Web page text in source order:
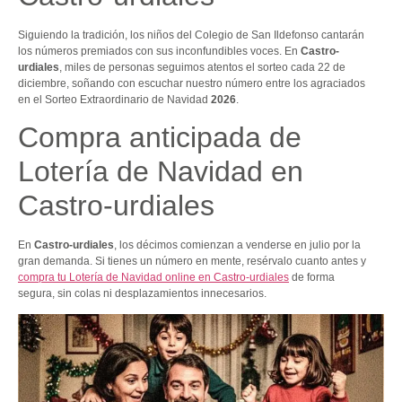
Siguiendo la tradición, los niños del Colegio de San Ildefonso cantarán
los números premiados con sus inconfundibles voces. En Castro-
urdiales , miles de personas seguimos atentos el sorteo cada 22 de
diciembre, soñando con escuchar nuestro número entre los agraciados
en el Sorteo Extraordinario de Navidad 2026
Compra anticipada de
Lotería de Navidad en
Castro-urdiales
En Castro-urdiales, los décimos comienzan a venderse en julio por la
gran demanda. Si tienes un número en mente, resérvalo cuanto antes y
compra tu Lotería de Navidad online en Castro-urdiales de forma
segura, sin colas ni desplazamientos innecesarios.